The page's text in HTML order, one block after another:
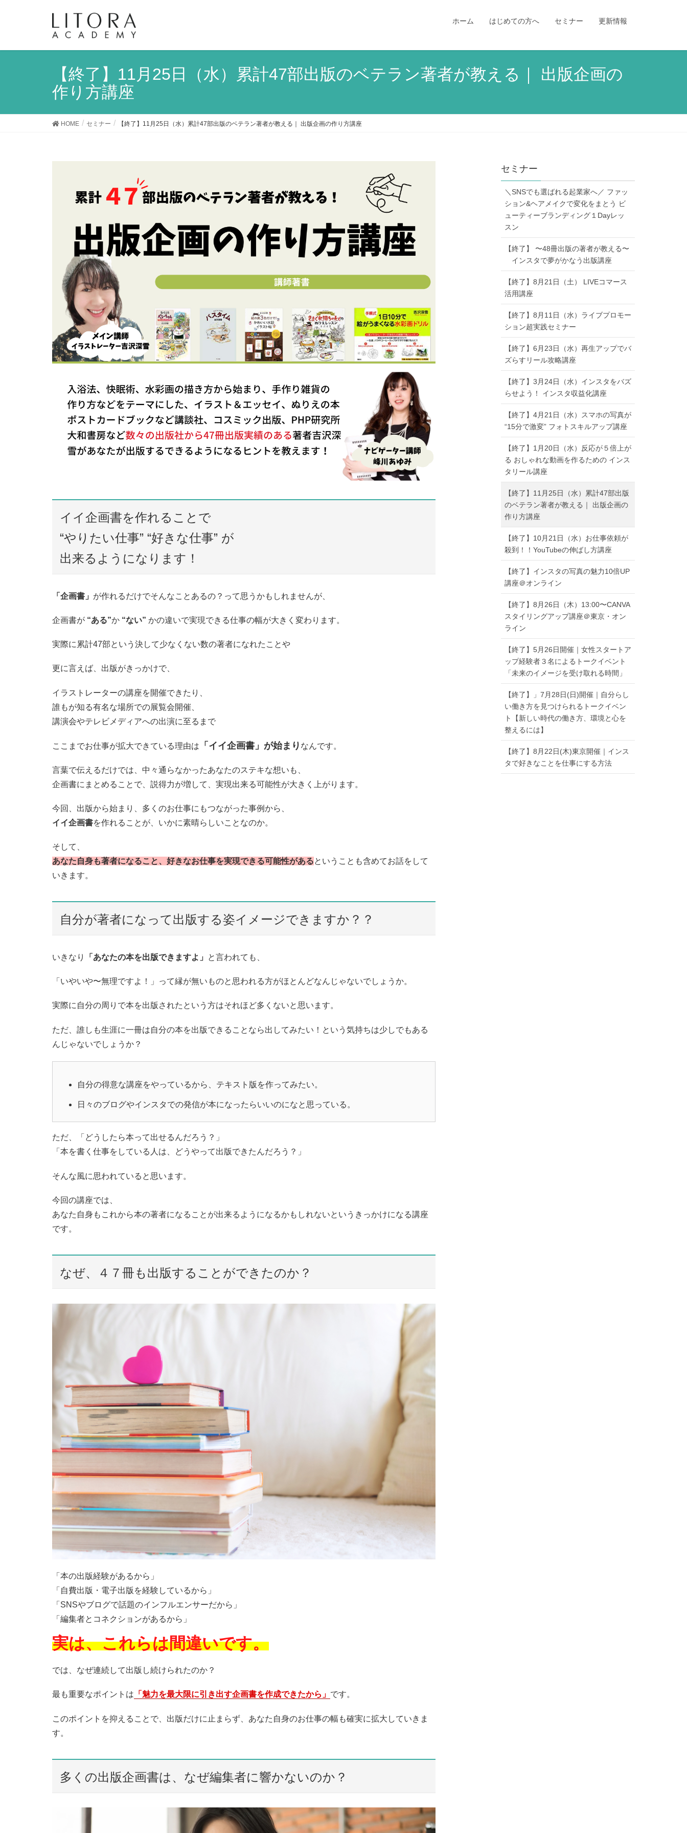
ホーム はじめての方へ セミナー 更新情報
【終了】11月25日（水）累計47部出版のベテラン著者が教える｜ 出版企画の
作り方講座
HOME セミナー 【終了】11月25日（水）累計47部出版のベテラン著者が教える｜ 出版企画の作り方講座
イイ企画書を作れることで
“やりたい仕事” “好きな仕事” が
出来るようになります！
「企画書」 が作れるだけでそんなことあるの？って思うかもしれませんが、
企画書が “ある”か “ない” かの違いで実現できる仕事の幅が大きく変わります。
実際に累計47部という決して少なくない数の著者になれたことや
更に言えば、出版がきっかけで、
イラストレーターの講座を開催できたり、
誰もが知る有名な場所での展覧会開催、
講演会やテレビメディアへの出演に至るまで
ここまでお仕事が拡大できている理由は 「イイ企画書」が始まり なんです。
言葉で伝えるだけでは、中々通らなかったあなたのステキな想いも、
企画書にまとめることで、説得力が増して、実現出来る可能性が大きく上がります。
今回、出版から始まり、多くのお仕事にもつながった事例から、
イイ企画書を作れることが、いかに素晴らしいことなのか。
そして、
あなた自身も著者になること、好きなお仕事を実現できる可能性があるということも含めてお話をして
いきます。
自分が著者になって出版する姿イメージできますか？？
いきなり 「あなたの本を出版できますよ」 と言われても、
「いやいや〜無理ですよ！」って縁が無いものと思われる方がほとんどなんじゃないでしょうか。
実際に自分の周りで本を出版されたという方はそれほど多くないと思います。
ただ、誰しも生涯に一冊は自分の本を出版できることなら出してみたい！という気持ちは少しでもある
んじゃないでしょうか？
自分の得意な講座をやっているから、テキスト版を作ってみたい。
日々のブログやインスタでの発信が本になったらいいのになと思っている。
ただ、「どうしたら本って出せるんだろう？」
「本を書く仕事をしている人は、どうやって出版できたんだろう？」
そんな風に思われていると思います。
今回の講座では、
あなた自身もこれから本の著者になることが出来るようになるかもしれないというきっかけになる講座
です。
なぜ、４７冊も出版することができたのか？
「本の出版経験があるから」
「自費出版・電子出版を経験しているから」
「SNSやブログで話題のインフルエンサーだから」
「編集者とコネクションがあるから」
実は、これらは間違いです。
では、なぜ連続して出版し続けられたのか？
最も重要なポイントは 「魅力を最大限に引き出す企画書を作成できたから」 です。
このポイントを抑えることで、出版だけに止まらず、あなた自身のお仕事の幅も確実に拡大していきま
す。
多くの出版企画書は、なぜ編集者に響かないのか？
セミナー
＼SNSでも選ばれる起業家へ／ ファッ
ション&ヘアメイクで変化をまとう ビ
ューティーブランディング１Dayレッ
スン
【終了】 〜48冊出版の著者が教える〜
インスタで夢がかなう出版講座
【終了】8月21日（土） LIVEコマース
活用講座
【終了】8月11日（水）ライブプロモー
ション超実践セミナー
【終了】6月23日（水）再生アップでバ
ズらすリール攻略講座
【終了】3月24日（水）インスタをバズ
らせよう！ インスタ収益化講座
【終了】4月21日（水）スマホの写真が
“15分で激変” フォトスキルアップ講座
【終了】1月20日（水）反応が５倍上が
る おしゃれな動画を作るための インス
タリール講座
【終了】11月25日（水）累計47部出版
のベテラン著者が教える｜ 出版企画の
作り方講座
【終了】10月21日（水）お仕事依頼が
殺到！！YouTubeの伸ばし方講座
【終了】インスタの写真の魅力10倍UP
講座＠オンライン
【終了】8月26日（木）13:00〜CANVA
スタイリングアップ講座＠東京・オン
ライン
【終了】5月26日開催｜女性スタートア
ップ経験者３名によるトークイベント
「未来のイメージを受け取れる時間」
【終了】」7月28日(日)開催｜自分らし
い働き方を見つけられるトークイベン
ト【新しい時代の働き方、環境と心を
整えるには】
【終了】8月22日(木)東京開催｜インス
タで好きなことを仕事にする方法